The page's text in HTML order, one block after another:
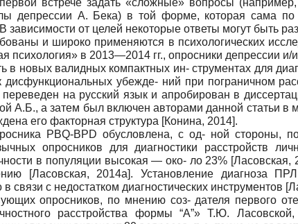
депрессии А. Бека) в той форме, которая сама
зависимости от целей некоторые ответы могут быть
и широко применяются в психологических
психология» в 2013—2014 гг., опросники депрессии
в новых валидных компактных ин- струментах для
убежде- ний при пограничном
на русский язык и апробирован в
А.Б., а затем был включен авторами данной статьи в
его факторная структура [Конина, 2014].
PBQ-BPD обусловлена, с од- ной
опросников для диагностики расстройств
в популяции высокая — око- ло 23% [Ласовская,
[Ласовская, 2014а]. Установление диагноза
связи с недостатком диагностических инструментов [
опросников, по мнению соз- дателя первого
расстройства формы “А”» Т.Ю.